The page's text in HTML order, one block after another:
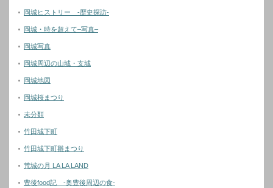
岡城ヒストリー -歴史探訪-
岡城・時を超えて–写真–
岡城写真
岡城周辺の山城・支城
岡城地図
岡城桜まつり
未分類
竹田城下町
竹田城下町雛まつり
荒城の月 LA LA LAND
豊後food記 -奥豊後周辺の食-